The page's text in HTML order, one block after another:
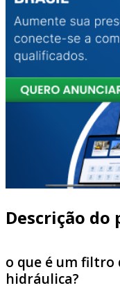
Descrição do
o que é um filtro
hidráulica?